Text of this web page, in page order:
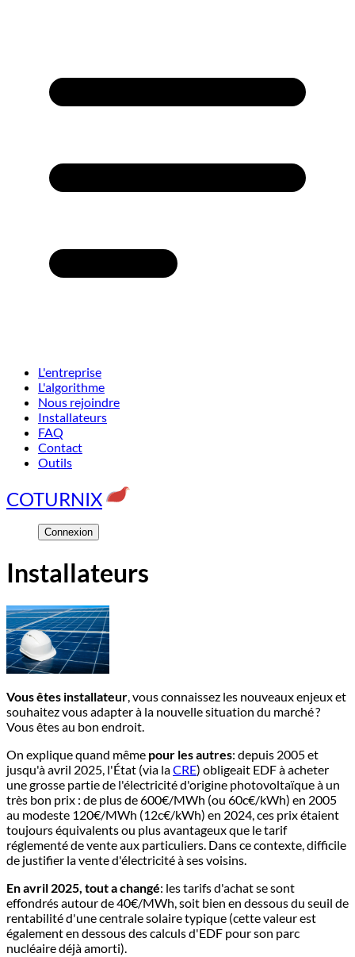
L'entreprise
L'algorithme
Nous rejoindre
Installateurs
FAQ
Contact
Outils
COTURNIX
Connexion
Installateurs
Vous êtes installateur, vous connaissez les nouveaux enjeux et
souhaitez vous adapter à la nouvelle situation du marché ?
Vous êtes au bon endroit.
On explique quand même pour les autres: depuis 2005 et
jusqu'à avril 2025, l'État (via laCRE) obligeait EDF à acheter
une grosse partie de l'électricité d'origine photovoltaïque à un
très bon prix : de plus de 600€/MWh (ou 60c€/kWh) en 2005
au modeste 120€/MWh (12c€/kWh) en 2024, ces prix étaient
toujours équivalents ou plus avantageux que le tarif
réglementé de vente aux particuliers. Dans ce contexte, difficile
de justifier la vente d'électricité à ses voisins.
En avril 2025, tout a changé: les tarifs d'achat se sont
effondrés autour de 40€/MWh, soit bien en dessous du seuil de
rentabilité d'une centrale solaire typique (cette valeur est
également en dessous des calculs d'EDF pour son parc
nucléaire déjà amorti).